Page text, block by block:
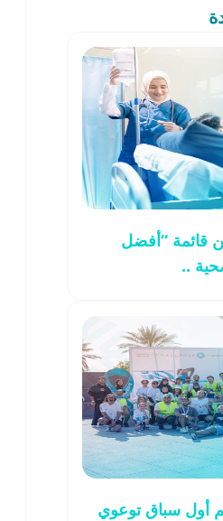
قائمة “أفضل
..
أول سباق توعوي